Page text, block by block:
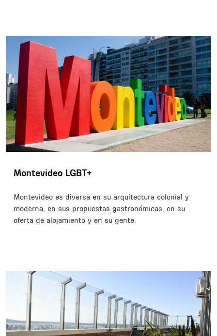
Montevideo LGBT+
Montevideo es diversa en su arquitectura colonial y
moderna, en sus propuestas gastronómicas, en su
oferta de alojamiento y en su gente.